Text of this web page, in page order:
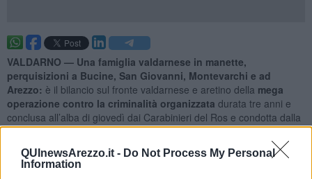
QUInewsArezzo.it - Do Not Process My Personal
Information
VALDARNO — Una famiglia valdarnese in manette,
perquisizioni a Bucine, San Giovanni, Montevarchi e ad
Arezzo: è il bilancio sul fronte valdarnese e aretino della mega
operazione contro la criminalità organizzata durata tre anni e
conclusa all’alba di giovedì dai Carabinieri del Ros e condotta dalla
Direzione distrettuale antimafia di Firenze.
In manette – complessivamente - sei persone e sequestrati beni
per un valore di venti milioni di euro. Nel mirino della Dia lo